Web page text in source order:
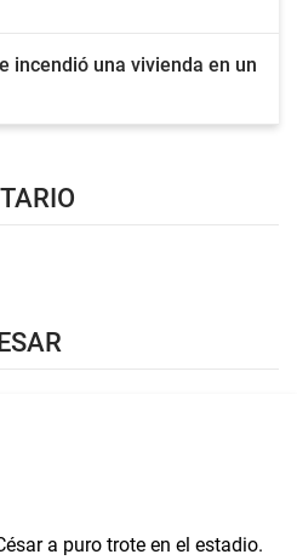
incendió una vivienda en un